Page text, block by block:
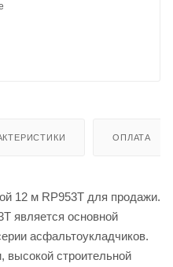
ОПЛАТА
12 м RP953T для продажи.
является основной
асфальтоукладчиков.
строительной